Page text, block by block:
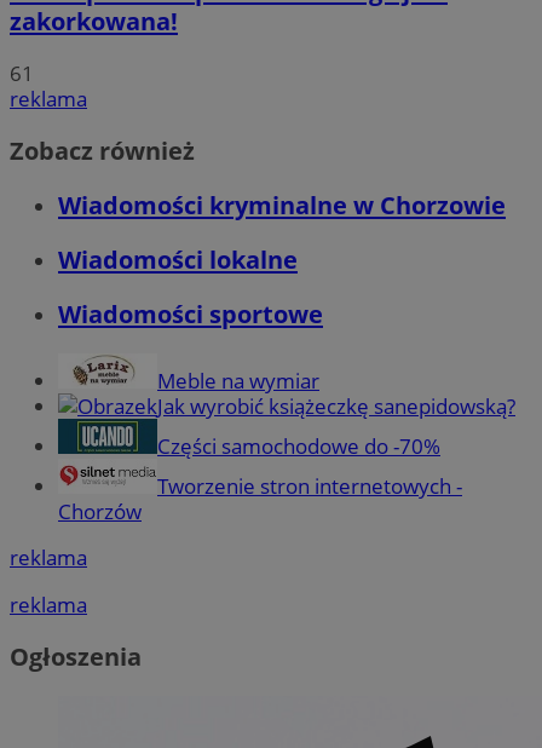
zakorkowana!
61
reklama
Zobacz również
Wiadomości kryminalne w Chorzowie
Wiadomości lokalne
Wiadomości sportowe
Meble na wymiar
Jak wyrobić książeczkę sanepidowską?
Części samochodowe do -70%
Tworzenie stron internetowych -
Chorzów
reklama
reklama
Ogłoszenia